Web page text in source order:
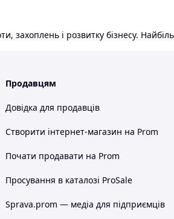
захоплень і розвитку бізнесу.
Продавцям
Довідка для продавців
Створити інтернет-магазин на Prom
Почати продавати на Prom
Просування в каталозі ProSale
Sprava.prom — медіа для підприємців